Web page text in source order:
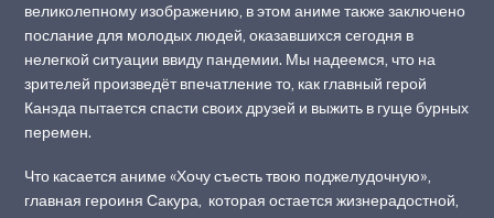
великолепному изображению, в этом аниме также заключено
послание для молодых людей, оказавшихся сегодня в
нелегкой ситуации ввиду пандемии. Мы надеемся, что на
зрителей произведёт впечатление то, как главный герой
Канэда пытается спасти своих друзей и выжить в гуще бурных
перемен.
Что касается аниме «Хочу съесть твою поджелудочную»,
главная героиня Сакура, которая остается жизнерадостной,